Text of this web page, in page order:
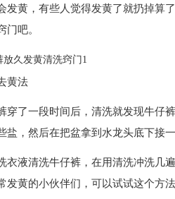
发黄，有些人觉得发黄了就扔掉算
门吧。
久发黄清洗窍门1
黄法
穿了一段时间后，清洗就发现牛仔
盐，然后在把盆拿到水龙头底下接
衣液清洗牛仔裤，在用清洗冲洗几
发黄的小伙伴们，可以试试这个方法